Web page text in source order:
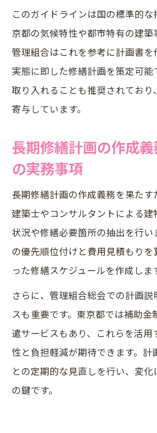
このガイドラインは国の標準的
京都の気候特性や都市特有の建築
管理組合はこれを参考に計画書を
実態に即した修繕計画を策定可能
取り入れることも推奨されており
寄与しています。
長期修繕計画の作成
の実務事項
長期修繕計画の作成義務を果た
建築士やコンサルタントによる
状況や修繕必要箇所の抽出を行い
の優先順位付けと費用見積もり
った修繕スケジュールを作成しま
さらに、管理組合総会での計画
スも重要です。東京都では補助
遣サービスもあり、これらを活
性と負担軽減が期待できます。計
との定期的な見直しを行い、変
の鍵です。